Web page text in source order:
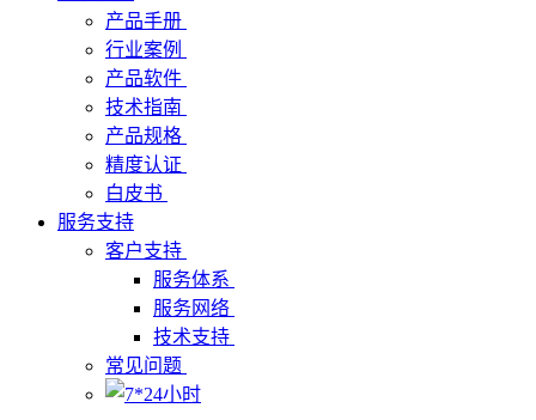
产品手册
行业案例
产品软件
技术指南
产品规格
精度认证
白皮书
服务支持
客户支持
服务体系
服务网络
技术支持
常见问题